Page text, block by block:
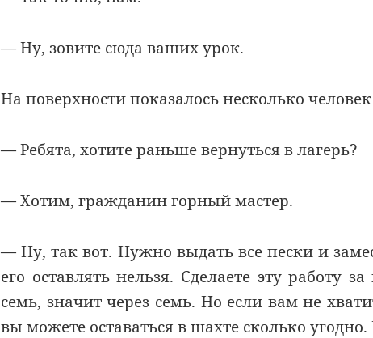
— Ну, зовите сюда ваших урок.
На поверхности показалось несколько человек
— Ребята, хотите раньше вернуться в лагерь?
— Хотим, гражданин горный мастер.
— Ну, так вот. Нужно выдать все пески и
его оставлять нельзя. Сделаете эту работу
семь, значит через семь. Но если вам не
вы можете оставаться в шахте сколько